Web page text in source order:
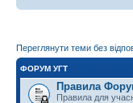
Переглянути теми без
ФОРУМ УГТ
Правила
Правила для